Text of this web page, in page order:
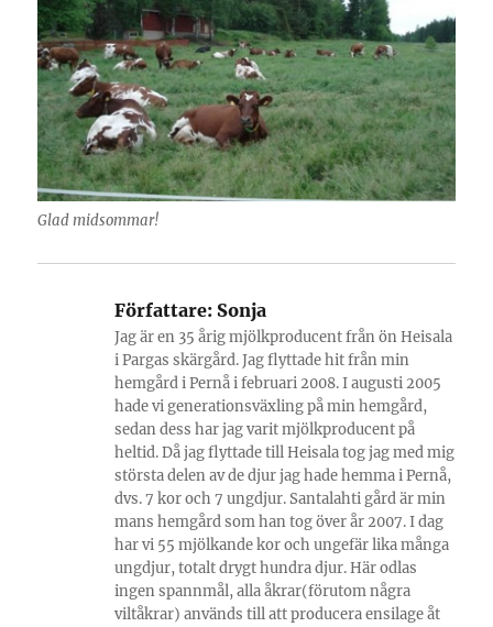
Glad midsommar!
Författare: Sonja
Jag är en 35 årig mjölkproducent från ön Heisala
i Pargas skärgård. Jag flyttade hit från min
hemgård i Pernå i februari 2008. I augusti 2005
hade vi generationsväxling på min hemgård,
sedan dess har jag varit mjölkproducent på
heltid. Då jag flyttade till Heisala tog jag med mig
största delen av de djur jag hade hemma i Pernå,
dvs. 7 kor och 7 ungdjur. Santalahti gård är min
mans hemgård som han tog över år 2007. I dag
har vi 55 mjölkande kor och ungefär lika många
ungdjur, totalt drygt hundra djur. Här odlas
ingen spannmål, alla åkrar(förutom några
viltåkrar) används till att producera ensilage åt